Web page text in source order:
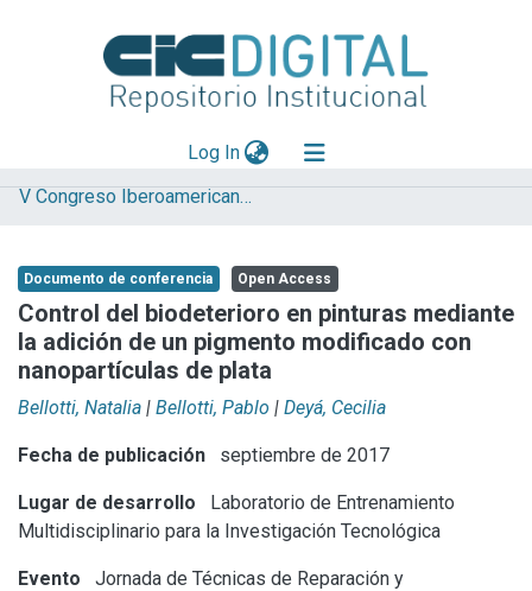
Log In(current)
Explorar
Aportar material
Statistics
V Congreso Iberoamericano y XIII Jornada de Técnicas de Reparación y Conservación del Patrimonio
Documento de conferencia Open Access
Control del biodeterioro en pinturas mediante
la adición de un pigmento modificado con
nanopartículas de plata
Bellotti, Natalia | Bellotti, Pablo | Deyá, Cecilia
Fecha de publicación septiembre de 2017
Lugar de desarrollo
Laboratorio de Entrenamiento
Multidisciplinario para la Investigación Tecnológica
Evento
Jornada de Técnicas de Reparación y